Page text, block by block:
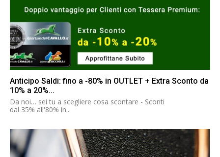
Anticipo Saldi: fino a -80% in OUTLET + Extra Sconto da
10% a 20%...
Da noi… sei tu a scegliere cosa scontare - Sconti
dal 35% all'80% in...